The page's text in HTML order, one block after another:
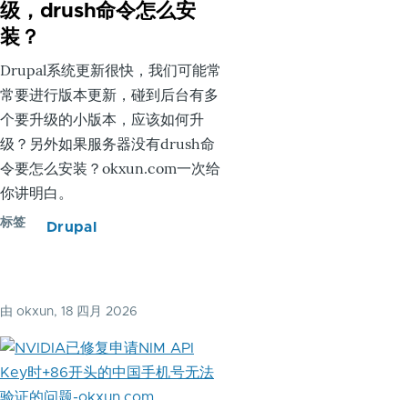
级，drush命令怎么安
装？
Drupal系统更新很快，我们可能常
常要进行版本更新，碰到后台有多
个要升级的小版本，应该如何升
级？另外如果服务器没有drush命
令要怎么安装？okxun.com一次给
你讲明白。
标签 Drupal
由 okxun, 18 四月 2026